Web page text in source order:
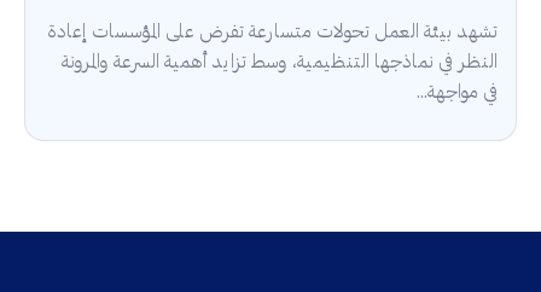
تشهد بيئة العمل تحولات متسارعة تفرض على المؤسسات إعادة
النظر في نماذجها التنظيمية، وسط تزايد أهمية السرعة والمرونة
في مواجهة...